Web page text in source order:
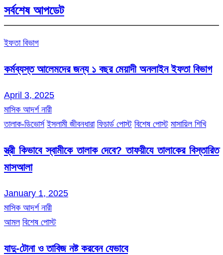
সর্বশেষ আপডেট
ইফতা বিভাগ
কর্মব্যস্ত আলেমদের জন্য ১ বছর মেয়াদী অনলাইন ইফতা বিভাগ
April 3, 2025
মাসিক আদর্শ নারী
তালাক-ডিভোর্স ইসলামী জীবনধারা ফিচার্ড পোস্ট বিশেষ পোস্ট মাসায়িল শিখি
স্ত্রী কিভাবে স্বামীকে তালাক দেবে? তাফয়ীযে তালাকের বিস্তারিত
মাসআলা
January 1, 2025
মাসিক আদর্শ নারী
আমল বিশেষ পোস্ট
যাদু-টোনা ও তাবিজ নষ্ট করবেন যেভাবে